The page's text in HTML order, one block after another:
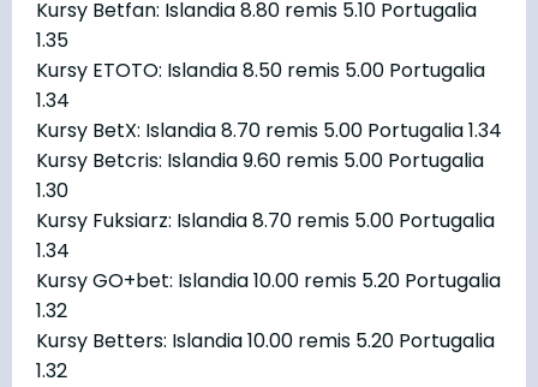
Kursy Betfan: Islandia 8.80 remis 5.10 Portugalia
1.35
Kursy ETOTO: Islandia 8.50 remis 5.00 Portugalia
1.34
Kursy BetX: Islandia 8.70 remis 5.00 Portugalia 1.34
Kursy Betcris: Islandia 9.60 remis 5.00 Portugalia
1.30
Kursy Fuksiarz: Islandia 8.70 remis 5.00 Portugalia
1.34
Kursy GO+bet: Islandia 10.00 remis 5.20 Portugalia
1.32
Kursy Betters: Islandia 10.00 remis 5.20 Portugalia
1.32